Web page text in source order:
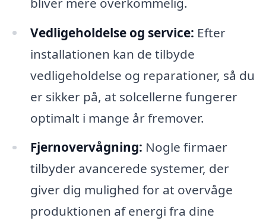
Vedligeholdelse og service: Efter
installationen kan de tilbyde
vedligeholdelse og reparationer, så du
er sikker på, at solcellerne fungerer
optimalt i mange år fremover.
Fjernovervågning: Nogle firmaer
tilbyder avancerede systemer, der
giver dig mulighed for at overvåge
produktionen af energi fra dine